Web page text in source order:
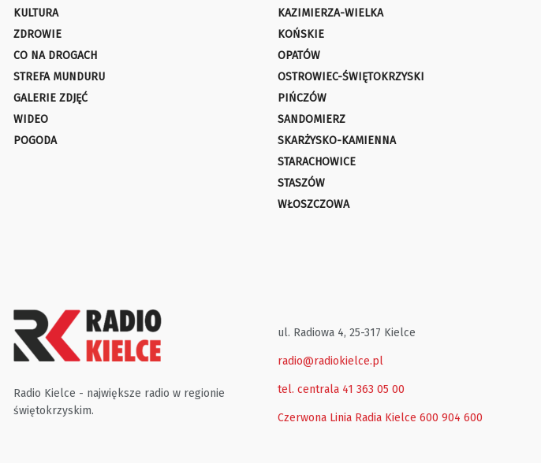
KULTURA
ZDROWIE
CO NA DROGACH
STREFA MUNDURU
GALERIE ZDJĘĆ
WIDEO
POGODA
KAZIMIERZA-WIELKA
KOŃSKIE
OPATÓW
OSTROWIEC-ŚWIĘTOKRZYSKI
PIŃCZÓW
SANDOMIERZ
SKARŻYSKO-KAMIENNA
STARACHOWICE
STASZÓW
WŁOSZCZOWA
Radio Kielce - największe radio w regionie
świętokrzyskim.
ul. Radiowa 4, 25-317 Kielce
radio@radiokielce.pl
tel. centrala 41 363 05 00
Czerwona Linia Radia Kielce 600 904 600